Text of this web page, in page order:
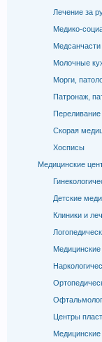
Лечение за
Медико-
Медсанчасти
Молочные
Морги,
Патронаж,
Переливание
Скорая
Хосписы
Медицинские
Детские
Клиники и
Центры
Медицинские